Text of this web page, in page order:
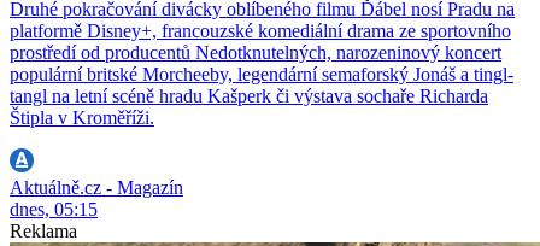
Druhé pokračování divácky oblíbeného filmu Ďábel nosí Pradu na
platformě Disney+, francouzské komediální drama ze sportovního
prostředí od producentů Nedotknutelných, narozeninový koncert
populární britské Morcheeby, legendární semaforský Jonáš a tingl-
tangl na letní scéně hradu Kašperk či výstava sochaře Richarda
Štipla v Kroměříži.
Aktuálně.cz - Magazín
dnes, 05:15
Reklama